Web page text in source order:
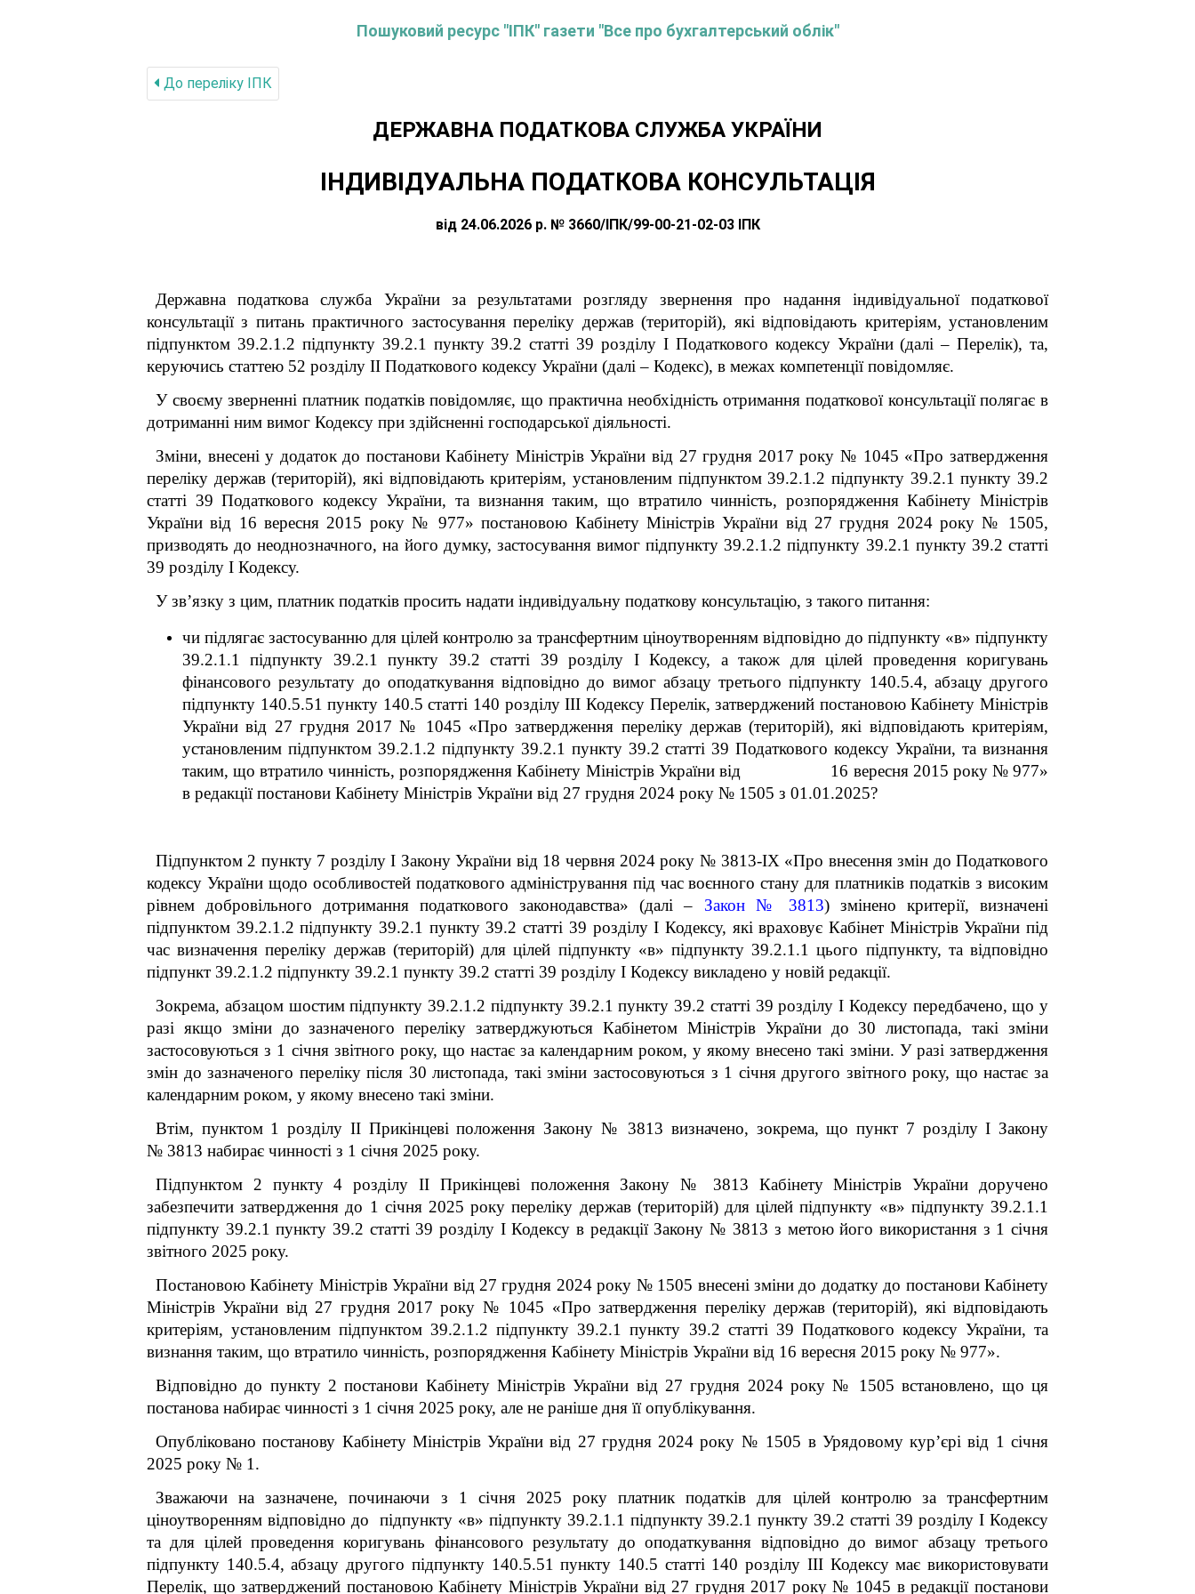
Пошуковий ресурс "ІПК" газети "Все про бухгалтерський облік"
До переліку IПК
ДЕРЖАВНА ПОДАТКОВА СЛУЖБА УКРАЇНИ
ІНДИВІДУАЛЬНА ПОДАТКОВА КОНСУЛЬТАЦІЯ
від 24.06.2026 р. № 3660/ІПК/99-00-21-02-03 ІПК
Державна податкова служба України за результатами розгляду звернення про надання індивідуальної податкової
консультації з питань практичного застосування переліку держав (територій), які відповідають критеріям, установленим
підпунктом 39.2.1.2 підпункту 39.2.1 пункту 39.2 статті 39 розділу I Податкового кодексу України (далі – Перелік), та,
керуючись статтею 52 розділу ІІ Податкового кодексу України (далі – Кодекс), в межах компетенції повідомляє.
У своєму зверненні платник податків повідомляє, що практична необхідність отримання податкової консультації полягає в
дотриманні ним вимог Кодексу при здійсненні господарської діяльності.
Зміни, внесені у додаток до постанови Кабінету Міністрів України від 27 грудня 2017 року № 1045 «Про затвердження
переліку держав (територій), які відповідають критеріям, установленим підпунктом 39.2.1.2 підпункту 39.2.1 пункту 39.2
статті 39 Податкового кодексу України, та визнання таким, що втратило чинність, розпорядження Кабінету Міністрів
України від 16 вересня 2015 року № 977» постановою Кабінету Міністрів України від 27 грудня 2024 року № 1505,
призводять до неоднозначного, на його думку, застосування вимог підпункту 39.2.1.2 підпункту 39.2.1 пункту 39.2 статті
39 розділу І Кодексу.
У зв’язку з цим, платник податків просить надати індивідуальну податкову консультацію, з такого питання:
чи підлягає застосуванню для цілей контролю за трансфертним ціноутворенням відповідно до підпункту «в» підпункту
39.2.1.1 підпункту 39.2.1 пункту 39.2 статті 39 розділу I Кодексу, а також для цілей проведення коригувань
фінансового результату до оподаткування відповідно до вимог абзацу третього підпункту 140.5.4, абзацу другого
підпункту 140.5.51 пункту 140.5 статті 140 розділу III Кодексу Перелік, затверджений постановою Кабінету Міністрів
України від 27 грудня 2017 № 1045 «Про затвердження переліку держав (територій), які відповідають критеріям,
установленим підпунктом 39.2.1.2 підпункту 39.2.1 пункту 39.2 статті 39 Податкового кодексу України, та визнання
таким, що втратило чинність, розпорядження Кабінету Міністрів України від 16 вересня 2015 року № 977»
в редакції постанови Кабінету Міністрів України від 27 грудня 2024 року № 1505 з 01.01.2025?
Підпунктом 2 пункту 7 розділу І Закону України від 18 червня 2024 року № 3813-ІХ «Про внесення змін до Податкового
кодексу України щодо особливостей податкового адміністрування під час воєнного стану для платників податків з високим
рівнем добровільного дотримання податкового законодавства» (далі – Закон № 3813) змінено критерії, визначені
підпунктом 39.2.1.2 підпункту 39.2.1 пункту 39.2 статті 39 розділу І Кодексу, які враховує Кабінет Міністрів України під
час визначення переліку держав (територій) для цілей підпункту «в» підпункту 39.2.1.1 цього підпункту, та відповідно
підпункт 39.2.1.2 підпункту 39.2.1 пункту 39.2 статті 39 розділу І Кодексу викладено у новій редакції.
Зокрема, абзацом шостим підпункту 39.2.1.2 підпункту 39.2.1 пункту 39.2 статті 39 розділу І Кодексу передбачено, що у
разі якщо зміни до зазначеного переліку затверджуються Кабінетом Міністрів України до 30 листопада, такі зміни
застосовуються з 1 січня звітного року, що настає за календарним роком, у якому внесено такі зміни. У разі затвердження
змін до зазначеного переліку після 30 листопада, такі зміни застосовуються з 1 січня другого звітного року, що настає за
календарним роком, у якому внесено такі зміни.
Втім, пунктом 1 розділу ІІ Прикінцеві положення Закону № 3813 визначено, зокрема, що пункт 7 розділу І Закону
№ 3813 набирає чинності з 1 січня 2025 року.
Підпунктом 2 пункту 4 розділу ІІ Прикінцеві положення Закону № 3813 Кабінету Міністрів України доручено
забезпечити затвердження до 1 січня 2025 року переліку держав (територій) для цілей підпункту «в» підпункту 39.2.1.1
підпункту 39.2.1 пункту 39.2 статті 39 розділу І Кодексу в редакції Закону № 3813 з метою його використання з 1 січня
звітного 2025 року.
Постановою Кабінету Міністрів України від 27 грудня 2024 року № 1505 внесені зміни до додатку до постанови Кабінету
Міністрів України від 27 грудня 2017 року № 1045 «Про затвердження переліку держав (територій), які відповідають
критеріям, установленим підпунктом 39.2.1.2 підпункту 39.2.1 пункту 39.2 статті 39 Податкового кодексу України, та
визнання таким, що втратило чинність, розпорядження Кабінету Міністрів України від 16 вересня 2015 року № 977».
Відповідно до пункту 2 постанови Кабінету Міністрів України від 27 грудня 2024 року № 1505 встановлено, що ця
постанова набирає чинності з 1 січня 2025 року, але не раніше дня її опублікування.
Опубліковано постанову Кабінету Міністрів України від 27 грудня 2024 року № 1505 в Урядовому кур’єрі від 1 січня
2025 року № 1.
Зважаючи на зазначене, починаючи з 1 січня 2025 року платник податків для цілей контролю за трансфертним
ціноутворенням відповідно до підпункту «в» підпункту 39.2.1.1 підпункту 39.2.1 пункту 39.2 статті 39 розділу І Кодексу
та для цілей проведення коригувань фінансового результату до оподаткування відповідно до вимог абзацу третього
підпункту 140.5.4, абзацу другого підпункту 140.5.51 пункту 140.5 статті 140 розділу III Кодексу має використовувати
Перелік, що затверджений постановою Кабінету Міністрів України від 27 грудня 2017 року № 1045 в редакції постанови